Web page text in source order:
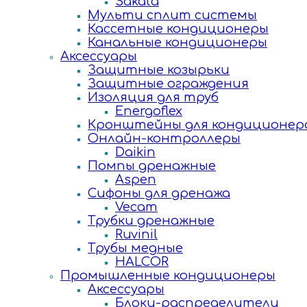
Мульти сплит системы
Кассетные кондиционеры
Канальные кондиционеры
Аксессуары
Защитные козырьки
Защитные ограждения
Изоляция для труб
Energoflex
Кронштейны для
Онлайн-контроллеры
Daikin
Помпы дренажные
Aspen
Сифоны для дренажа
Vecam
Трубки дренажные
Ruvinil
Трубы медные
HALCOR
Промышленные кондиционеры
Аксессуары
Блоки-распределители